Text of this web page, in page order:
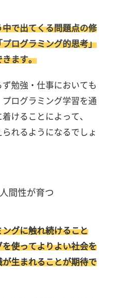
で出てくる問題点の修
ログラミング的思考」
きます。
勉強・仕事においても
ログラミング学習を通
けることによって、
れるようになるでしょ
間性が育つ
グに触れ続けること
使ってよりよい社会を
生まれることが期待で